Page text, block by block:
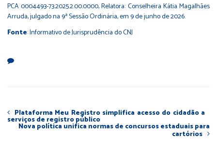
PCA 0004493-73.2025.2.00.0000, Relatora: Conselheira Kátia Magalhães
Arruda, julgado na 9ª Sessão Ordinária, em 9 de junho de 2026.
Fonte: Informativo de Jurisprudência do CNJ
Plataforma Meu Registro simplifica acesso do cidadão a
serviços de registro público
Nova política unifica normas de concursos estaduais para
cartórios